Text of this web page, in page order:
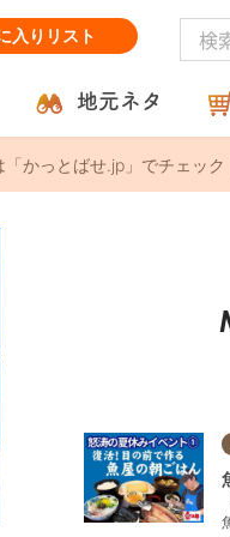
入りリスト
地元ネタ
かっとばせ.jp」でチェック